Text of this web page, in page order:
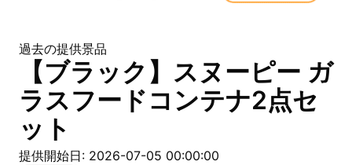
過去の提供景品
【ブラック】スヌーピー ガ
ラスフードコンテナ2点セ
ット
提供開始日: 2026-07-05 00:00:00